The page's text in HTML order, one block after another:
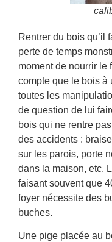
Rentrer du bois qu’il
perte de temps
moment de nourrir le
compte que le bois à
toutes les
de question de lui
bois qui ne rentre
des accidents :
sur les parois, porte
dans la maison, etc.
faisant souvent que
foyer nécessite des
buches.
Une pige placée au